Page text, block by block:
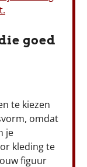
goed
te kiezen
omdat
je
kleding te
figuur